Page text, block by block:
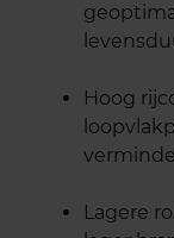
Hoog
Lagere